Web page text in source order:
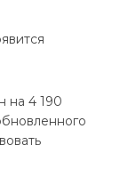
на 4 190